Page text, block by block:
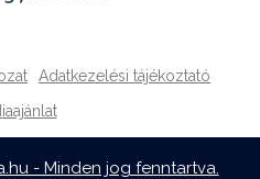
Adatkezelési tájékoztató
- Minden jog fenntartva.